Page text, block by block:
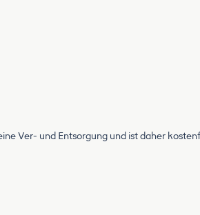
Ver- und Entsorgung und ist daher